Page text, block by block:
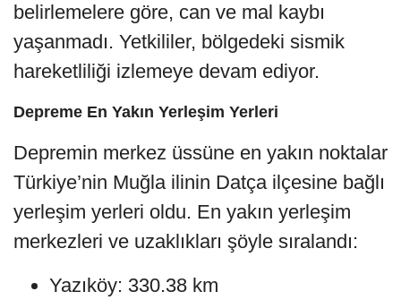
belirlemelere göre, can ve mal kaybı
yaşanmadı. Yetkililer, bölgedeki sismik
hareketliliği izlemeye devam ediyor.
Depreme En Yakın Yerleşim Yerleri
Depremin merkez üssüne en yakın noktalar
Türkiye’nin Muğla ilinin Datça ilçesine bağlı
yerleşim yerleri oldu. En yakın yerleşim
merkezleri ve uzaklıkları şöyle sıralandı:
Yazıköy: 330.38 km